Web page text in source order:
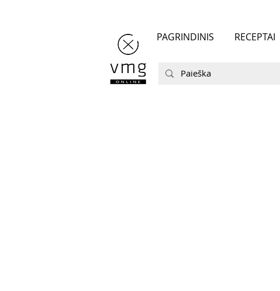
PAGRINDINIS RECEPTAI